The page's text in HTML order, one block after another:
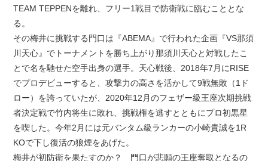
TEAM TEPPENを離れ、フリー1戦目で防衛戦に臨むこととな
る。
その梅井に挑戦する門口は『ABEMA』で行われた企画『VS那須
川天心』でトーナメントを勝ち上がり那須川天心と対戦したこ
とで名を馳せた空手出身の選手。天心戦後、2018年7月にRISE
でプロデビューすると、攻撃力の高さを活かして9戦無敗（1ド
ロー）を誇っていたが、2020年12月のフェザー級王座次期挑戦
者決定戦で竹内将生に敗れ、挑戦権を逃すとともにプロ初黒星
を喫した。今年2月には元バンタム級ランカーの小崎貴誠を1R
KOで下し復活の狼煙をあげた。
梅井が初防衛を果たすのか？ 門口が悲願の王座奪取となるの